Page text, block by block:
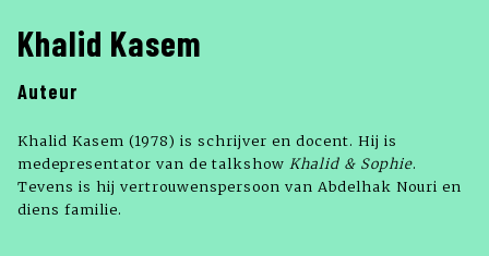
Khalid Kasem
Auteur
Khalid Kasem (1978) is schrijver en docent. Hij is
medepresentator van de talkshow Khalid & Sophie.
Tevens is hij vertrouwenspersoon van Abdelhak Nouri en
diens familie.